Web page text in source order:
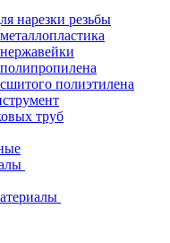
нарезки резьбы
полиэтилена
труб